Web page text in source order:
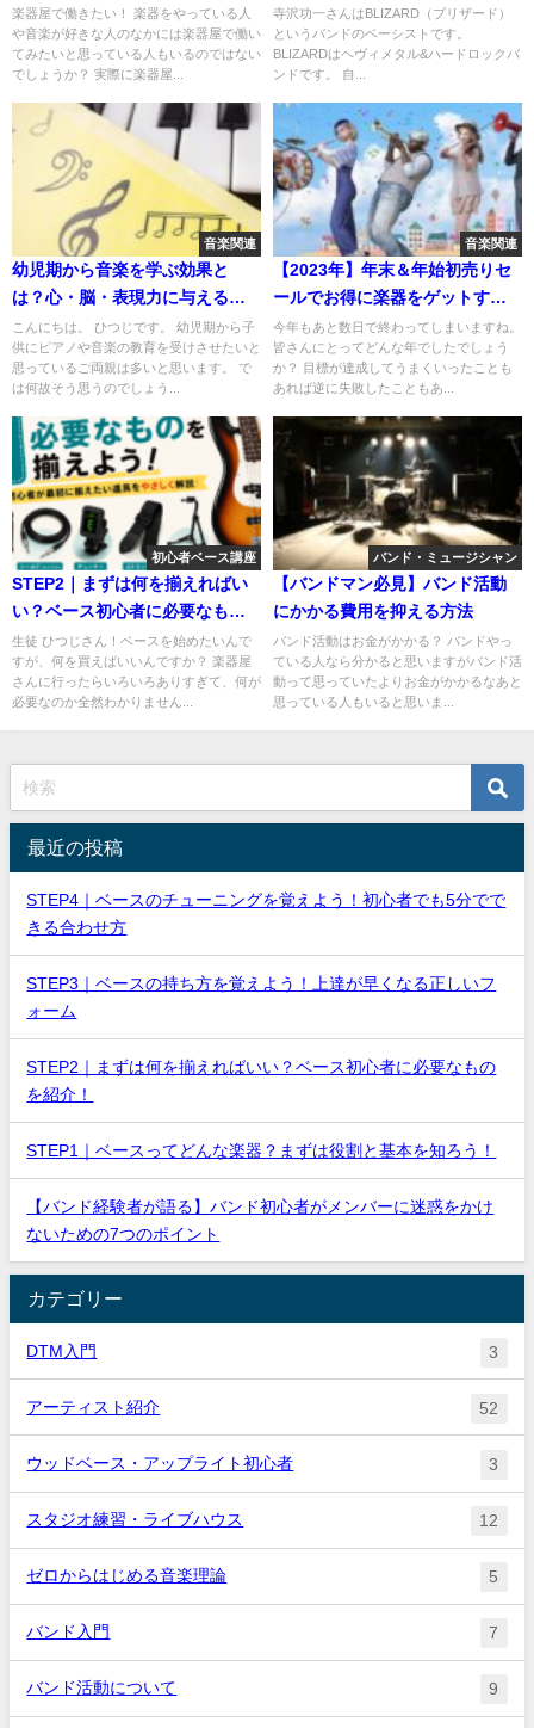
ルについて
楽器屋で働きたい！ 楽器をやっている人
や音楽が好きな人のなかには楽器屋で働い
てみたいと思っている人もいるのではない
でしょうか？ 実際に楽器屋...
ベーシスト
寺沢功一さんはBLIZARD（ブリザード）
というバンドのベーシストです。
BLIZARDはヘヴィメタル&ハードロックバ
ンドです。 自...
音楽関連
幼児期から音楽を学ぶ効果と
は？心・脳・表現力に与えるメ
リットを解説
こんにちは。 ひつじです。 幼児期から子
供にピアノや音楽の教育を受けさせたいと
思っているご両親は多いと思います。 で
は何故そう思うのでしょう...
音楽関連
【2023年】年末＆年始初売りセ
ールでお得に楽器をゲットする
方法！
今年もあと数日で終わってしまいますね。
皆さんにとってどんな年でしたでしょう
か？ 目標が達成してうまくいったことも
あれば逆に失敗したこともあ...
初心者ベース講座
STEP2｜まずは何を揃えればい
い？ベース初心者に必要なもの
を紹介！
生徒 ひつじさん！ベースを始めたいんで
すが、何を買えばいいんですか？ 楽器屋
さんに行ったらいろいろありすぎて、何が
必要なのか全然わかりません...
バンド・ミュージシャン
【バンドマン必見】バンド活動
にかかる費用を抑える方法
バンド活動はお金がかかる？ バンドやっ
ている人なら分かると思いますがバンド活
動って思っていたよりお金がかかるなあと
思っている人もいると思いま...
最近の投稿
STEP4｜ベースのチューニングを覚えよう！初心者でも5分でで
きる合わせ方
STEP3｜ベースの持ち方を覚えよう！上達が早くなる正しいフ
ォーム
STEP2｜まずは何を揃えればいい？ベース初心者に必要なもの
を紹介！
STEP1｜ベースってどんな楽器？まずは役割と基本を知ろう！
【バンド経験者が語る】バンド初心者がメンバーに迷惑をかけ
ないための7つのポイント
カテゴリー
DTM入門 3
アーティスト紹介 52
ウッドベース・アップライト初心者 3
スタジオ練習・ライブハウス 12
ゼロからはじめる音楽理論 5
バンド入門 7
バンド活動について 9